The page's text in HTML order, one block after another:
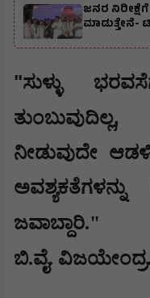
ಜನರ
ಮಾಡುತ್ತೇನೆ-
​"ಸುಳ್ಳು
ತುಂಬುವುದಿಲ್ಲ
ನೀಡುವುದೇ
ಜವಾಬ್ದಾರಿ."
ಬಿ.ವೈ. ವಿಜಯೇಂದ್ರ.